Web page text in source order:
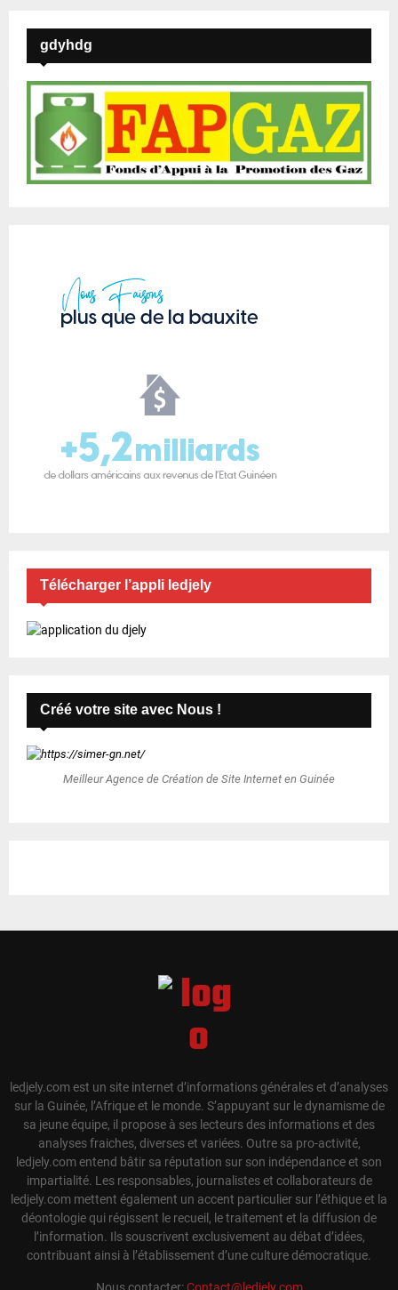
gdyhdg
Télécharger l’appli ledjely
Créé votre site avec Nous !
Meilleur Agence de Création de Site Internet en Guinée
ledjely.com est un site internet d’informations générales et d’analyses
sur la Guinée, l’Afrique et le monde. S’appuyant sur le dynamisme de
sa jeune équipe, il propose à ses lecteurs des informations et des
analyses fraiches, diverses et variées. Outre sa pro-activité,
ledjely.com entend bâtir sa réputation sur son indépendance et son
impartialité. Les responsables, journalistes et collaborateurs de
ledjely.com mettent également un accent particulier sur l’éthique et la
déontologie qui régissent le recueil, le traitement et la diffusion de
l’information. Ils souscrivent exclusivement au débat d’idées,
contribuant ainsi à l’établissement d’une culture démocratique.